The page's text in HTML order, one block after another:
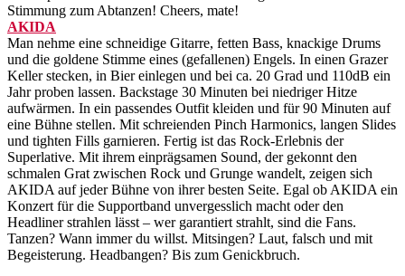
Stimmung zum Abtanzen! Cheers, mate!
AKIDA
Man nehme eine schneidige Gitarre, fetten Bass, knackige Drums
und die goldene Stimme eines (gefallenen) Engels. In einen Grazer
Keller stecken, in Bier einlegen und bei ca. 20 Grad und 110dB ein
Jahr proben lassen. Backstage 30 Minuten bei niedriger Hitze
aufwärmen. In ein passendes Outfit kleiden und für 90 Minuten auf
eine Bühne stellen. Mit schreienden Pinch Harmonics, langen Slides
und tighten Fills garnieren. Fertig ist das Rock-Erlebnis der
Superlative. Mit ihrem einprägsamen Sound, der gekonnt den
schmalen Grat zwischen Rock und Grunge wandelt, zeigen sich
AKIDA auf jeder Bühne von ihrer besten Seite. Egal ob AKIDA ein
Konzert für die Supportband unvergesslich macht oder den
Headliner strahlen lässt – wer garantiert strahlt, sind die Fans.
Tanzen? Wann immer du willst. Mitsingen? Laut, falsch und mit
Begeisterung. Headbangen? Bis zum Genickbruch.